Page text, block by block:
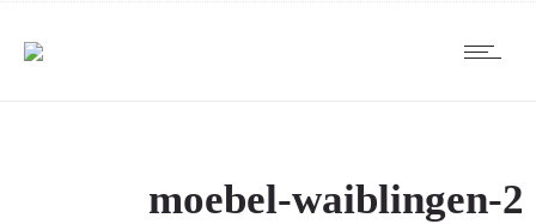
moebel-waiblingen-2